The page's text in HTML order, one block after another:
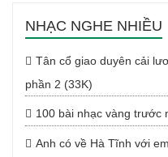
NHẠC NGHE NHIỀU
Tân cổ giao duyên cải
phần 2 (33K)
100 bài nhạc vàng trước
Anh có về Hà Tĩnh với